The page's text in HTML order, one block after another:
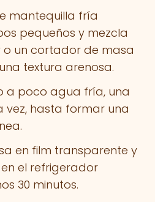
mantequilla fría
pequeños y mezcla
o un cortador de masa
textura arenosa.
a poco agua fría, una
hasta formar una
en film transparente y
el refrigerador
30 minutos.